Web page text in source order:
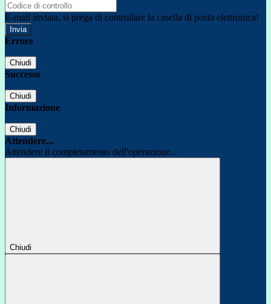
E-mail inviata, si prega di controllare la casella di posta elettronica!
Errore
Chiudi
Successo
Chiudi
Informazione
Chiudi
Attendere...
Attendere il completamento dell'operazione...
Chiudi